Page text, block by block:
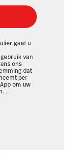
gaat u
van
ons
dat
per
om uw
.